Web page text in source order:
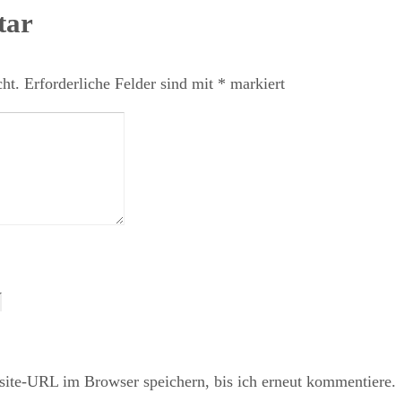
Erforderliche Felder sind mit * markiert
URL im Browser speichern, bis ich erneut kommentiere.